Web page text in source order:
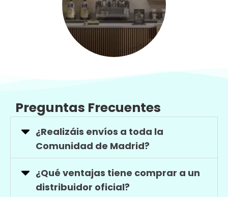
Preguntas Frecuentes
¿Realizáis envíos a toda la
Comunidad de Madrid?
¿Qué ventajas tiene comprar a un
distribuidor oficial?